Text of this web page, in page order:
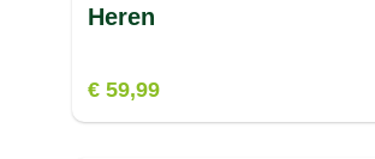
Heren
€ 59,99